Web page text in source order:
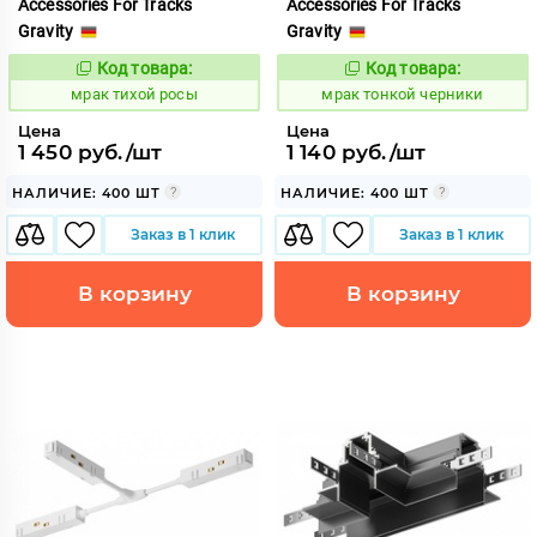
Accessories For Tracks
Gravity
Код:
1059582
Код товара:
мрак тихой росы
Цена
1 450 руб./шт
НАЛИЧИЕ: 400 ШТ
Заказ в 1 клик
В корзину
Accessories For Tracks
Gravity
Код:
1059744
Код товара:
мрак тонкой черники
Цена
1 140 руб./шт
НАЛИЧИЕ: 400 ШТ
Заказ в 1 клик
В корзину